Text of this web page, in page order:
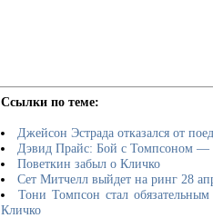
Ссылки по теме:
Джейсон Эстрада отказался от
Дэвид Прайс: Бой с Томпсоном —
Поветкин забыл о Кличко
Сет Митчелл выйдет на ринг 28
Тони Томпсон стал
Кличко